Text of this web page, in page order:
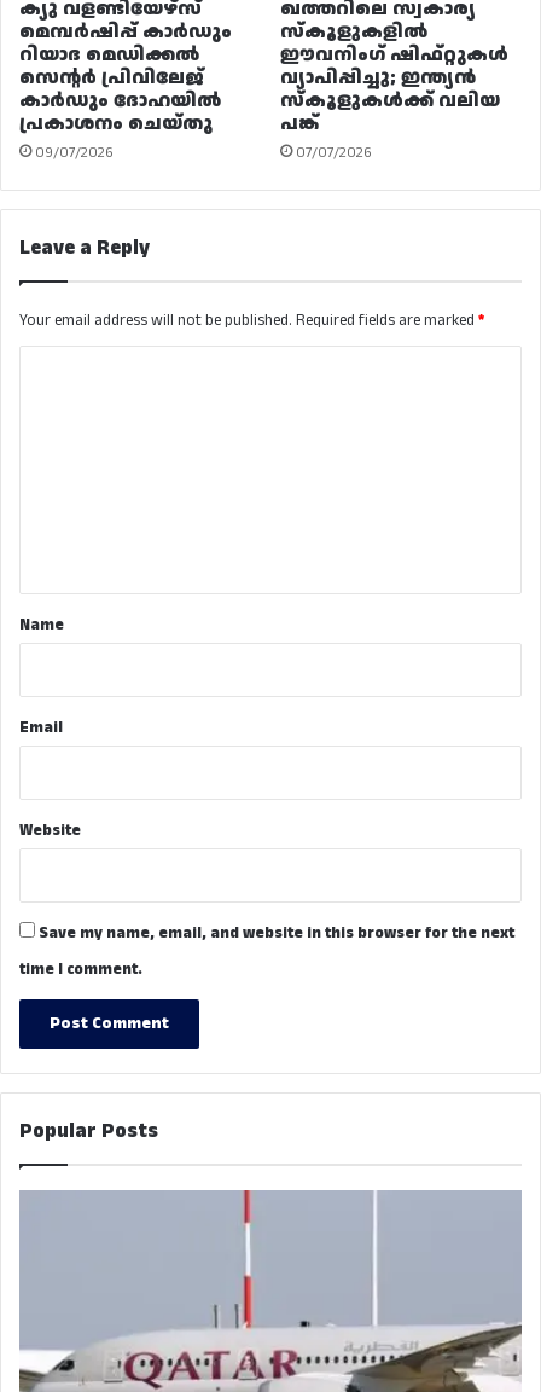
ക്യു വളണ്ടിയേഴ്‌സ്
മെമ്പർഷിപ്പ് കാർഡും
റിയാദ മെഡിക്കൽ
സെന്റർ പ്രിവിലേജ്
കാർഡും ദോഹയിൽ
പ്രകാശനം ചെയ്തു
09/07/2026
ഖത്തറിലെ സ്വകാര്യ
സ്കൂളുകളിൽ
ഈവനിംഗ് ഷിഫ്റ്റുകൾ
വ്യാപിപ്പിച്ചു; ഇന്ത്യൻ
സ്കൂളുകൾക്ക് വലിയ
പങ്ക്
07/07/2026
Leave a Reply
Your email address will not be published. Required fields are marked *
*Name
Email
Website
Save my name, email, and website in this browser for the next
time I comment.
Popular Posts